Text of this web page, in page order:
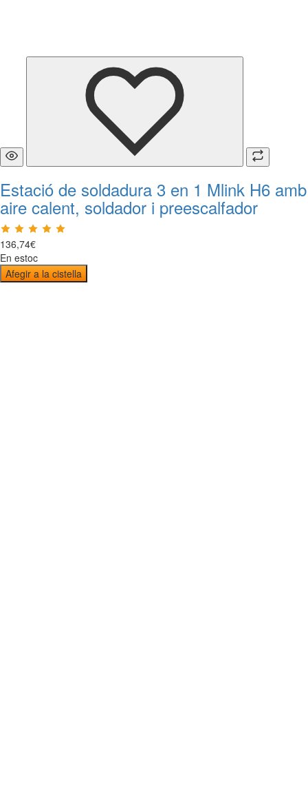
Estació de soldadura 3 en 1 Mlink H6 amb
aire calent, soldador i preescalfador
136,74€
En estoc
Afegir a la cistella